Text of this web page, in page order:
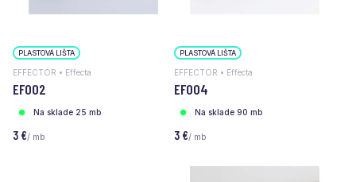
PLASTOVÁ LIŠTA
EFFECTOR • Effecta
EF002
Na sklade 25 mb
3 €/ mb
PLASTOVÁ LIŠTA
EFFECTOR • Effecta
EF004
Na sklade 90 mb
3 €/ mb